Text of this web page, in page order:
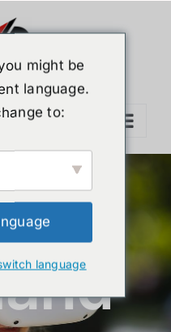
might be
language.
to:
language